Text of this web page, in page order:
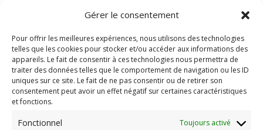
Gérer le consentement
Pour offrir les meilleures expériences, nous utilisons des technologies
telles que les cookies pour stocker et/ou accéder aux informations des
appareils. Le fait de consentir à ces technologies nous permettra de
traiter des données telles que le comportement de navigation ou les ID
uniques sur ce site. Le fait de ne pas consentir ou de retirer son
consentement peut avoir un effet négatif sur certaines caractéristiques
et fonctions.
Fonctionnel Toujours activé
17 et 18 avril - Actions du Résap pour la
journée des luttes paysannes
Comme chaque année, autour du 17 avril, journée des
luttes paysannes, le Résap (Réseau de soutien à
sociétaux qui écrasent un peu plus chaque jour les